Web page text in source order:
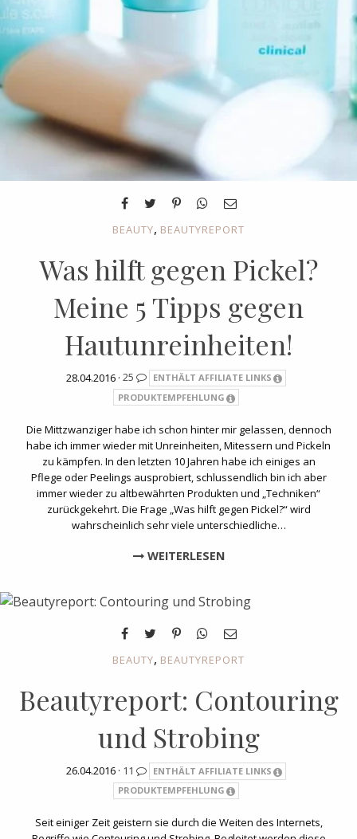
BEAUTY, BEAUTYREPORT
Was hilft gegen Pickel?
Meine 5 Tipps gegen
Hautunreinheiten!
28.04.2016 · 25
ENTHÄLT AFFILIATE LINKS
PRODUKTEMPFEHLUNG
Die Mittzwanziger habe ich schon hinter mir gelassen, dennoch
habe ich immer wieder mit Unreinheiten, Mitessern und Pickeln
zu kämpfen. In den letzten 10 Jahren habe ich einiges an
Pflege oder Peelings ausprobiert, schlussendlich bin ich aber
immer wieder zu altbewährten Produkten und „Techniken“
zurückgekehrt. Die Frage „Was hilft gegen Pickel?“ wird
wahrscheinlich sehr viele unterschiedliche…
WEITERLESEN
BEAUTY, BEAUTYREPORT
Beautyreport: Contouring
und Strobing
26.04.2016 · 11
ENTHÄLT AFFILIATE LINKS
PRODUKTEMPFEHLUNG
Seit einiger Zeit geistern sie durch die Weiten des Internets,